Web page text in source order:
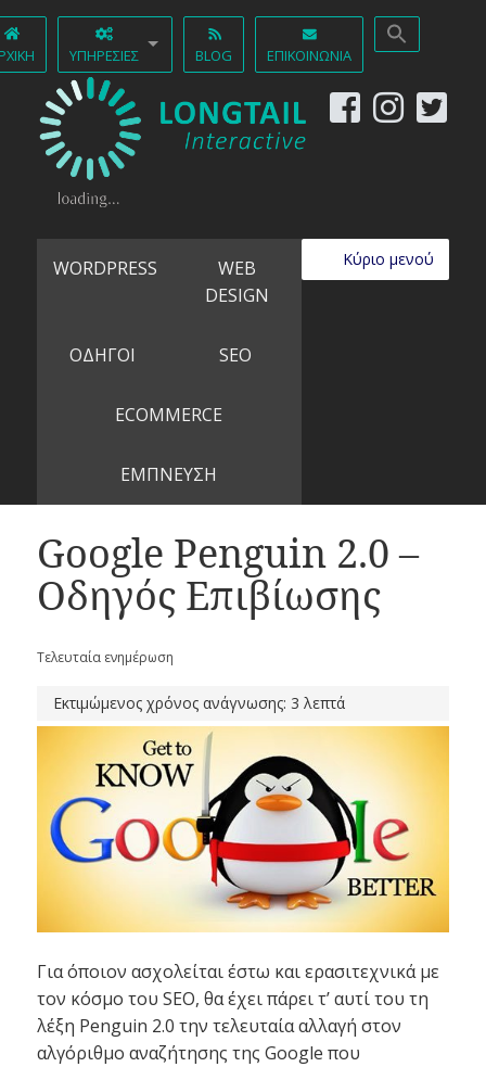
ΥΠΗΡΕΣΊΕΣ BLOG ΕΠΙΚΟΙΝΩΝΊΑ
Κύριο μενού
WORDPRESS
WEB
DESIGN
ΟΔΗΓΟΙ SEO
ECOMMERCE
ΕΜΠΝΕΥΣΗ
Google Penguin 2.0 –
Οδηγός Επιβίωσης
Τελευταία ενημέρωση
Εκτιμώμενος χρόνος ανάγνωσης: 3 λεπτά
Για όποιον ασχολείται έστω και ερασιτεχνικά με
τον κόσμο του SEO, θα έχει πάρει τ’ αυτί του τη
λέξη Penguin 2.0 την τελευταία αλλαγή στον
αλγόριθμο αναζήτησης της Google που